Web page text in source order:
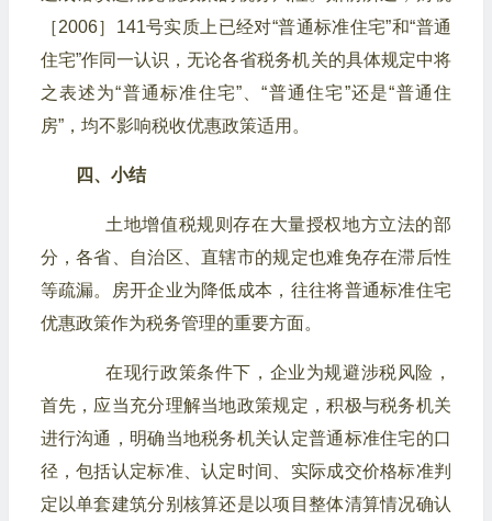
［2006］141号实质上已经对“普通标准住宅”和“普通
住宅”作同一认识，无论各省税务机关的具体规定中将
之表述为“普通标准住宅”、“普通住宅”还是“普通住
房”，均不影响税收优惠政策适用。
四、小结
土地增值税规则存在大量授权地方立法的部
分，各省、自治区、直辖市的规定也难免存在滞后性
等疏漏。房开企业为降低成本，往往将普通标准住宅
优惠政策作为税务管理的重要方面。
在现行政策条件下，企业为规避涉税风险，
首先，应当充分理解当地政策规定，积极与税务机关
进行沟通，明确当地税务机关认定普通标准住宅的口
径，包括认定标准、认定时间、实际成交价格标准判
定以单套建筑分别核算还是以项目整体清算情况确认